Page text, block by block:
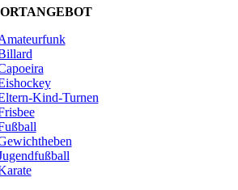
Kind-Turnen